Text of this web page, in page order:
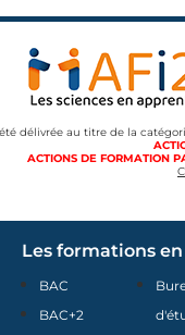
délivrée au titre de la
ACTIONS DE FORMATION
Les formations
BAC
BAC+2